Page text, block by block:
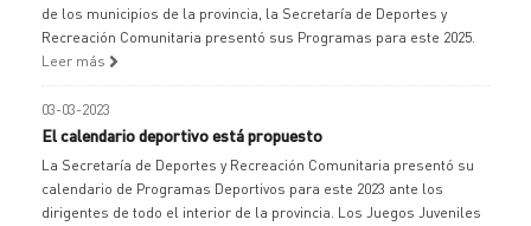
de los municipios de la provincia, la Secretaría de Deportes y
Recreación Comunitaria presentó sus Programas para este 2025.
Leer más
03-03-2023
El calendario deportivo está propuesto
La Secretaría de Deportes y Recreación Comunitaria presentó su
calendario de Programas Deportivos para este 2023 ante los
dirigentes de todo el interior de la provincia. Los Juegos Juveniles